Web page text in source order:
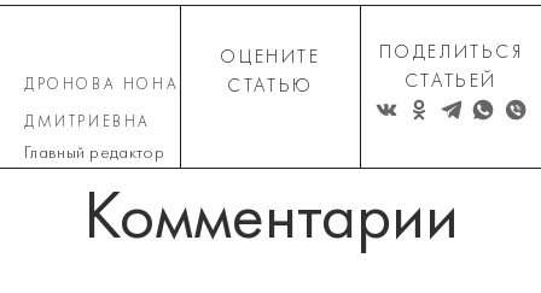
ДРОНОВА НОНА
ДМИТРИЕВНА
Главный редактор
ОЦЕНИТЕ
СТАТЬЮ
ПОДЕЛИТЬСЯ
СТАТЬЕЙ
Комментарии